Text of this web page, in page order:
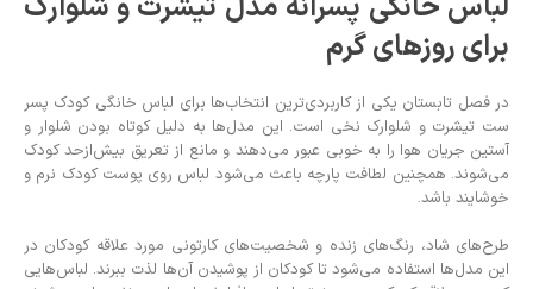
لباس خانگی پسرانه مدل تیشرت و شلوارک
برای روزهای گرم
در فصل تابستان یکی از کاربردی‌ترین انتخاب‌ها برای لباس خانگی کودک پسر
ست تیشرت و شلوارک نخی است. این مدل‌ها به دلیل کوتاه بودن شلوار و
آستین جریان هوا را به خوبی عبور می‌دهند و مانع از تعریق بیش‌از‌حد کودک
می‌شوند. همچنین لطافت پارچه باعث می‌شود لباس روی پوست کودک نرم و
خوشایند باشد.
طرح‌های شاد، رنگ‌های زنده و شخصیت‌های کارتونی مورد علاقه کودکان در
این مدل‌ها استفاده می‌شود تا کودکان از پوشیدن آن‌ها لذت ببرند. لباس‌هایی